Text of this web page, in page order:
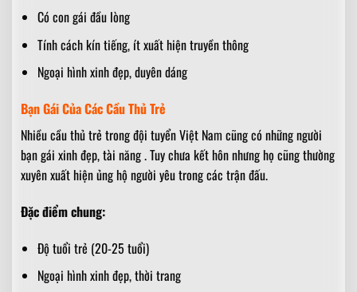
Có con gái đầu lòng
Tính cách kín tiếng, ít xuất hiện truyền thông
Ngoại hình xinh đẹp, duyên dáng
Bạn Gái Của Các Cầu Thủ Trẻ
Nhiều cầu thủ trẻ trong đội tuyển Việt Nam cũng có những người
bạn gái xinh đẹp, tài năng . Tuy chưa kết hôn nhưng họ cũng thường
xuyên xuất hiện ủng hộ người yêu trong các trận đấu.
Đặc điểm chung:
Độ tuổi trẻ (20-25 tuổi)
Ngoại hình xinh đẹp, thời trang